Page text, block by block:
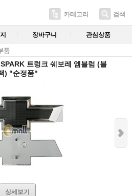
카테고리 검색
장바구니 관심상품
품
트렁크 쉐보레 엠블럼 (블
) "순정품"
상세보기